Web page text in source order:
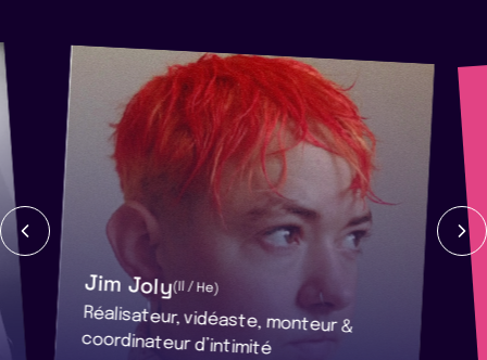
Jim Joly(Il / He)
Réalisateur, vidéaste, monteur &
coordinateur d’intimité